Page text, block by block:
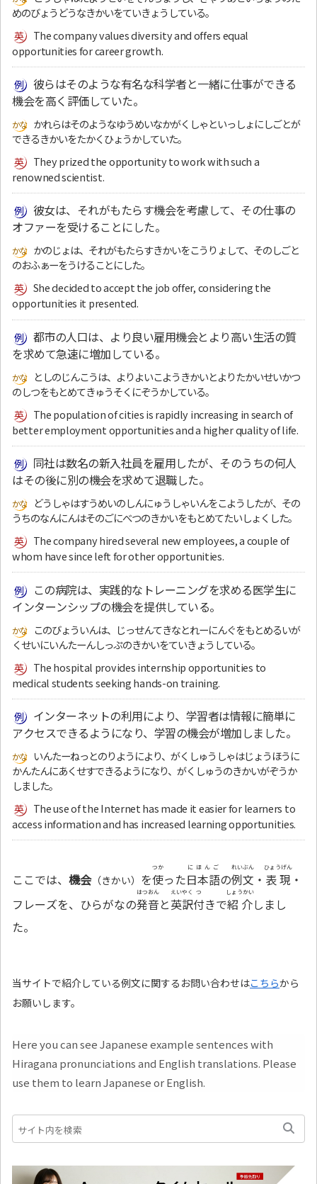
めのびょうどうなきかいをていきょうしている。
The company values diversity and offers equal
opportunities for career growth.
彼らはそのような有名な科学者と一緒に仕事ができる
機会を高く評価していた。
かれらはそのようなゆうめいなかがくしゃといっしょにしごとが
できるきかいをたかくひょうかしていた。
They prized the opportunity to work with such a
renowned scientist.
彼女は、それがもたらす機会を考慮して、その仕事の
オファーを受けることにした。
かのじょは、それがもたらすきかいをこうりょして、そのしごと
のおふぁーをうけることにした。
She decided to accept the job offer, considering the
opportunities it presented.
都市の人口は、より良い雇用機会とより高い生活の質
を求めて急速に増加している。
としのじんこうは、よりよいこようきかいとよりたかいせいかつ
のしつをもとめてきゅうそくにぞうかしている。
The population of cities is rapidly increasing in search of
better employment opportunities and a higher quality of life.
同社は数名の新入社員を雇用したが、そのうちの何人
はその後に別の機会を求めて退職した。
どうしゃはすうめいのしんにゅうしゃいんをこようしたが、その
うちのなんにんはそのごにべつのきかいをもとめてたいしょくした。
The company hired several new employees, a couple of
whom have since left for other opportunities.
この病院は、実践的なトレーニングを求める医学生に
インターンシップの機会を提供している。
このびょういんは、じっせんてきなとれーにんぐをもとめるいが
くせいにいんたーんしっぷのきかいをていきょうしている。
The hospital provides internship opportunities to
medical students seeking hands-on training.
インターネットの利用により、学習者は情報に簡単に
アクセスできるようになり、学習の機会が増加しました。
いんたーねっとのりようにより、がくしゅうしゃはじょうほうに
かんたんにあくせすできるようになり、がくしゅうのきかいがぞうか
しました。
The use of the Internet has made it easier for learners to
access information and has increased learning opportunities.
ここでは、 機会（きかい） を使
つか
った日本語
にほんご
の例文
れいぶん
・ 表現
ひょうげん
・
フレーズを、ひらがなの発音
はつおん
と英訳
えいやく
付
つ
きで紹介
しょうかい
しまし
た。
当サイトで紹介している例文に関するお問い合わせはこちらから
お願いします。
Here you can see Japanese example sentences with
Hiragana pronunciations and English translations. Please
use them to learn Japanese or English.